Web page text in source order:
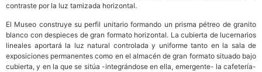
contraste por la luz tamizada horizontal.
El Museo construye su perfil unitario formando un prisma pétreo de granito
blanco con despieces de gran formato horizontal. La cubierta de lucernarios
lineales aportará la luz natural controlada y uniforme tanto en la sala de
exposiciones permanentes como en el almacén de gran formato situado bajo
cubierta, y en la que se sitúa -integrándose en ella, emergente- la cafetería-